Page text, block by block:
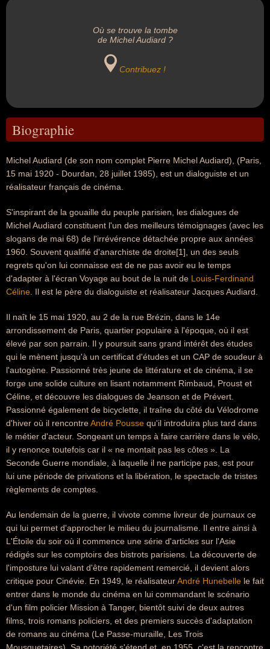
Où se trouve la tombe
de Michel Audiard ?
Contribuez !
Biographie
Michel Audiard (de son nom complet Pierre Michel Audiard), (Paris,
15 mai 1920 - Dourdan, 28 juillet 1985), est un dialoguiste et un
réalisateur français de cinéma.
S'inspirant de la gouaille du peuple parisien, les dialogues de
Michel Audiard constituent l'un des meilleurs témoignages (avec les
slogans de mai 68) de l'irrévérence détachée propre aux années
1960. Souvent qualifié d'anarchiste de droite[1], un des seuls
regrets qu'on lui connaisse est de ne pas avoir eu le temps
d'adapter à l'écran Voyage au bout de la nuit de Louis-Ferdinand
Céline . Il est le père du dialoguiste et réalisateur Jacques Audiard.
Il naît le 15 mai 1920, au 2 de la rue Brézin, dans le 14e
arrondissement de Paris, quartier populaire à l'époque, où il est
élevé par son parrain. Il y poursuit sans grand intérêt des études
qui le mènent jusqu'à un certificat d'études et un CAP de soudeur à
l'autogène. Passionné très jeune de littérature et de cinéma, il se
forge une solide culture en lisant notamment Rimbaud, Proust et
Céline, et découvre les dialogues de Jeanson et de Prévert.
Passionné également de bicyclette, il traîne du côté du Vélodrome
d'hiver où il rencontreAndré Pousse qu'il introduira plus tard dans
le métier d'acteur. Songeant un temps à faire carrière dans le vélo,
il y renonce toutefois car il « ne montait pas les côtes ». La
Seconde Guerre mondiale, à laquelle il ne participe pas, est pour
lui une période de privations et la libération, le spectacle de tristes
règlements de comptes.
Au lendemain de la guerre, il vivote comme livreur de journaux ce
qui lui permet d'approcher le milieu du journalisme. Il entre ainsi à
L'Étoile du soir où il commence une série d'articles sur l'Asie
rédigés sur les comptoirs des bistrots parisiens. La découverte de
l'imposture lui valant d'être rapidement remercié, il devient alors
critique pour Cinévie. En 1949, le réalisateurAndré Hunebelle le fait
entrer dans le monde du cinéma en lui commandant le scénario
d'un film policier Mission à Tanger, bientôt suivi de deux autres
films, trois romans policiers, et des premiers succès d'adaptation
de romans au cinéma (Le Passe-muraille, Les Trois